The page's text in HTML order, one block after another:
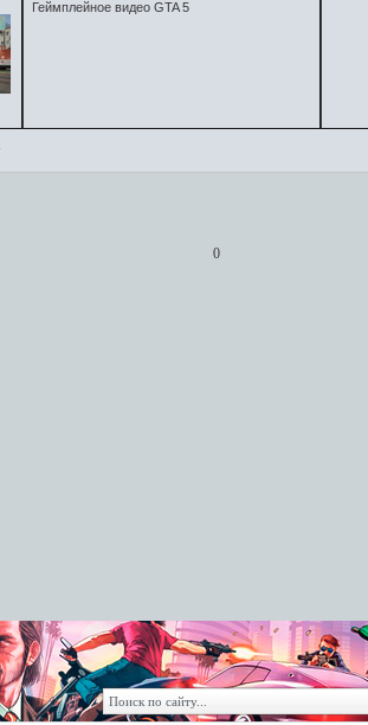
Геймплейное видео GTA 5
0